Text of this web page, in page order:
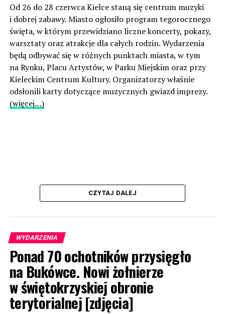
Od 26 do 28 czerwca Kielce staną się centrum muzyki
i dobrej zabawy. Miasto ogłosiło program tegorocznego
święta, w którym przewidziano liczne koncerty, pokazy,
warsztaty oraz atrakcje dla całych rodzin. Wydarzenia
będą odbywać się w różnych punktach miasta, w tym
na Rynku, Placu Artystów, w Parku Miejskim oraz przy
Kieleckim Centrum Kultury. Organizatorzy właśnie
odsłonili karty dotyczące muzycznych gwiazd imprezy.
(więcej…)
CZYTAJ DALEJ
WYDARZENIA
Ponad 70 ochotników przysięgło
na Bukówce. Nowi żołnierze
w świętokrzyskiej obronie
terytorialnej [zdjęcia]